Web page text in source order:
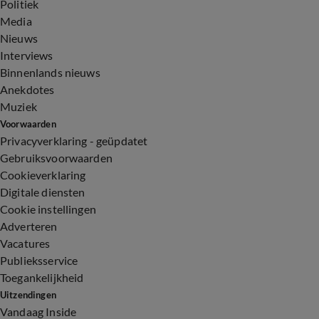
Politiek
Media
Nieuws
Interviews
Binnenlands nieuws
Anekdotes
Muziek
Voorwaarden
Privacyverklaring - geüpdatet
Gebruiksvoorwaarden
Cookieverklaring
Digitale diensten
Cookie instellingen
Adverteren
Vacatures
Publieksservice
Toegankelijkheid
Uitzendingen
Vandaag Inside